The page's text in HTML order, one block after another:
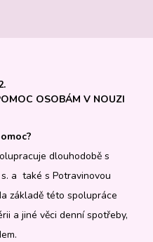
OSOBÁM V NOUZI
dlouhodobě s
a také s Potravinovou
základě této spolupráce
a jiné věci denní spotřeby,